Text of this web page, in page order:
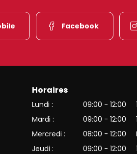
Facebook
du versant alsacien des Hautes-
Horaires
Lundi : 09:00 - 12:00
Mardi :
09:00 - 12:00
Mercredi :
08:00 - 12:00
Jeudi :
09:00 - 12:00